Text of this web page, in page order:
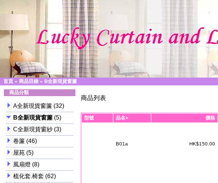
首頁 » 商品目錄 » B全新現貨窗簾
商品分類
A全新現貨窗簾 (32)
B全新現貨窗簾 (5)
C全新現貨窗紗 (3)
卷簾 (46)
屋苑 (5)
風扇燈 (8)
梳化套.椅套 (62)
商品列表
型號 品名+ 價格
B01a HK$150.00